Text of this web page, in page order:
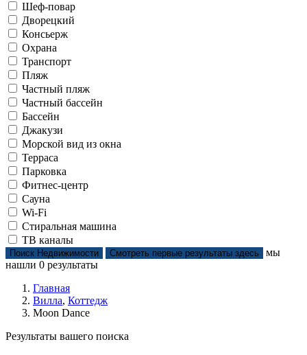
Шеф-повар
Дворецкий
Консьерж
Охрана
Транспорт
Пляж
Частный пляж
Частный бассейн
Бассейн
Джакузи
Морской вид из окна
Терраса
Парковка
Фитнес-центр
Сауна
Wi-Fi
Стиральная машина
ТВ каналы
Поиск Недвижимости Смотреть первые результаты здесь
мы
нашли 0 результаты
Главная
Вилла, Коттедж
Moon Dance
Результаты вашего поиска